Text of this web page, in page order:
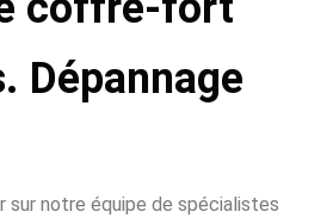
Dépannage
sur notre équipe de spécialistes